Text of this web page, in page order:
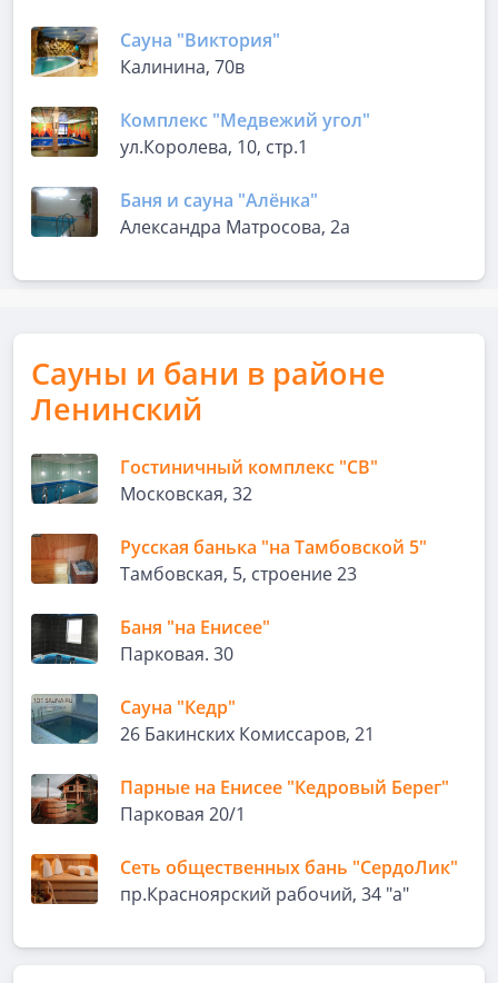
Сауна "Виктория"
Калинина, 70в
Комплекс "Медвежий угол"
ул.Королева, 10, стр.1
Баня и сауна "Алёнка"
Александра Матросова, 2а
Сауны и бани в районе
Ленинский
Гостиничный комплекс "СВ"
Московская, 32
Русская банька "на Тамбовской 5"
Тамбовская, 5, строение 23
Баня "на Енисее"
Парковая. 30
Сауна "Кедр"
26 Бакинских Комиссаров, 21
Парные на Енисее "Кедровый Берег"
Парковая 20/1
Сеть общественных бань "СердоЛик"
пр.Красноярский рабочий, 34 "а"